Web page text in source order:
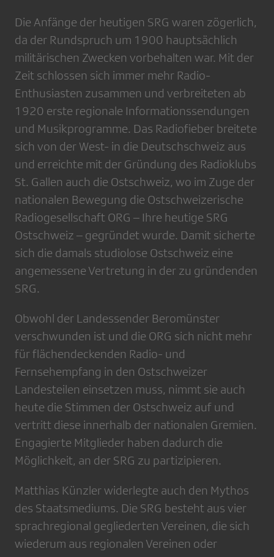
Die Anfänge der heutigen SRG waren zögerlich,
da der Rundspruch um 1900 hauptsächlich
militärischen Zwecken vorbehalten war. Mit der
Zeit schlossen sich immer mehr Radio-
Enthusiasten zusammen und verbreiteten ab
1920 erste regionale Informationssendungen
und Musikprogramme. Das Radiofieber breitete
sich von der West- in die Deutschschweiz aus
und erreichte mit der Gründung des Radioklubs
St. Gallen auch die Ostschweiz, wo im Zuge der
nationalen Bewegung die Ostschweizerische
Radiogesellschaft ORG – Ihre heutige SRG
Ostschweiz – gegründet wurde. Damit sicherte
sich die damals studiolose Ostschweiz eine
angemessene Vertretung in der zu gründenden
SRG.
Obwohl der Landessender Beromünster
verschwunden ist und die ORG sich nicht mehr
für flächendeckenden Radio- und
Fernsehempfang in den Ostschweizer
Landesteilen einsetzen muss, nimmt sie auch
heute die Stimmen der Ostschweiz auf und
vertritt diese innerhalb der nationalen Gremien.
Engagierte Mitglieder haben dadurch die
Möglichkeit, an der SRG zu partizipieren.
Matthias Künzler widerlegte auch den Mythos
des Staatsmediums. Die SRG besteht aus vier
sprachregional gegliederten Vereinen, die sich
wiederum aus regionalen Vereinen oder